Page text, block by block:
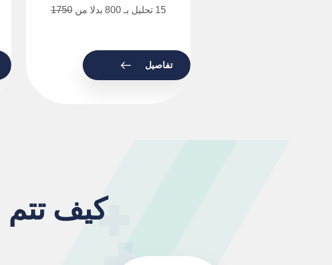
15 تحليل بـ 800 بدلا من 1750
تفاصيل
كيف تتم